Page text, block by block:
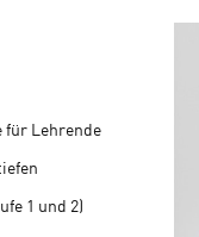
für Lehrende
1 und 2)